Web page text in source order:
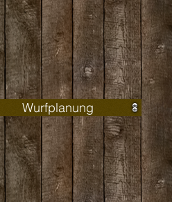
Wurfplanung